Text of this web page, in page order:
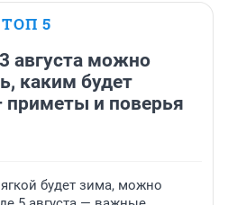
ТОП 5
августа можно
каким будет
приметы и поверья
будет зима, можно